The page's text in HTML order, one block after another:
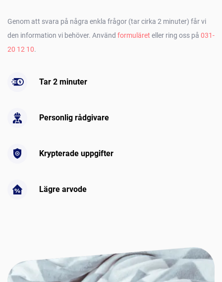
Genom att svara på några enkla frågor (tar cirka 2 minuter) får vi
den information vi behöver. Använd formuläret eller ring oss på 031-
20 12 10.
Tar 2 minuter
Personlig rådgivare
Krypterade uppgifter
Lägre arvode